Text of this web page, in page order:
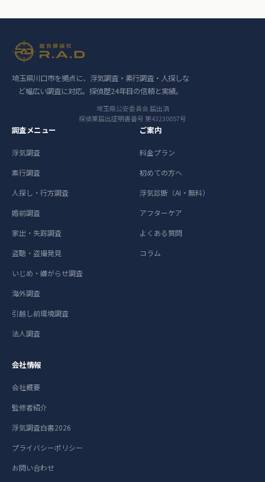
埼玉県川口市を拠点に、浮気調査・素行調査・人探しな
ど幅広い調査に対応。探偵歴24年目の信頼と実績。
埼玉県公安委員会 届出済
探偵業届出証明書番号 第43230057号
調査メニュー
浮気調査
素行調査
人探し・行方調査
婚前調査
家出・失踪調査
盗聴・盗撮発見
いじめ・嫌がらせ調査
海外調査
引越し前環境調査
法人調査
ご案内
料金プラン
初めての方へ
浮気診断（AI・無料）
アフターケア
よくある質問
コラム
会社情報
会社概要
監修者紹介
浮気調査白書2026
プライバシーポリシー
お問い合わせ